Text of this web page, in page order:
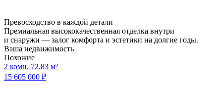
Превосходство в каждой детали
Премиальная высококачественная отделка внутри
и снаружи — залог комфорта и эстетики на долгие годы.
Ваша недвижимость
Похожие
2 комн. 72.83 м²
15 605 000 ₽